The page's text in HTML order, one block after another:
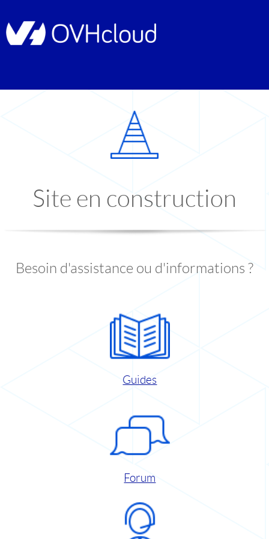
Site en construction
Besoin d'assistance ou d'informations ?
Guides
Forum